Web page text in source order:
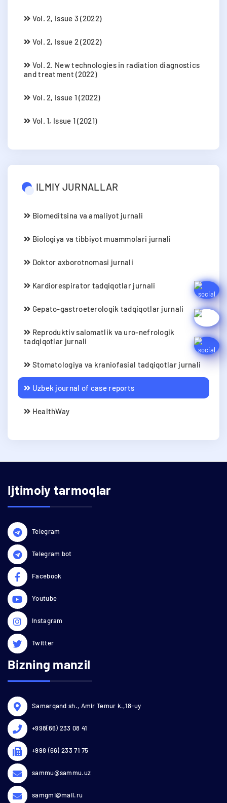
Vol. 2, Issue 3 (2022)
Vol. 2, Issue 2 (2022)
Vol. 2. New technologies in radiation diagnostics
and treatment (2022)
Vol. 2, Issue 1 (2022)
Vol. 1, Issue 1 (2021)
ILMIY JURNALLAR
Biomeditsina va amaliyot jurnali
Biologiya va tibbiyot muammolari jurnali
Doktor axborotnomasi jurnali
Kardiorespirator tadqiqotlar jurnali
Gepato-gastroeterologik tadqiqotlar jurnali
Reproduktiv salomatlik va uro-nefrologik
tadqiqotlar jurnali
Stomatologiya va kraniofasial tadqiqotlar jurnali
Uzbek journal of case reports
HealthWay
Ijtimoiy tarmoqlar
Telegram
Telegram bot
Facebook
Youtube
Instagram
Twitter
Bizning manzil
Samarqand sh., Amir Temur k.,18-uy
+998(66) 233 08 41
+998 (66) 233 71 75
sammu@sammu.uz
samgmi@mail.ru